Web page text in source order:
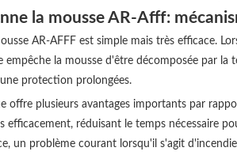
la mousse AR-Afff:
AR-AFFF est simple mais très efficace.
la mousse d'être décomposée par
protection prolongées.
offre plusieurs avantages importants par
efficacement, réduisant le temps nécessaire
un problème courant lorsqu'il s'agit